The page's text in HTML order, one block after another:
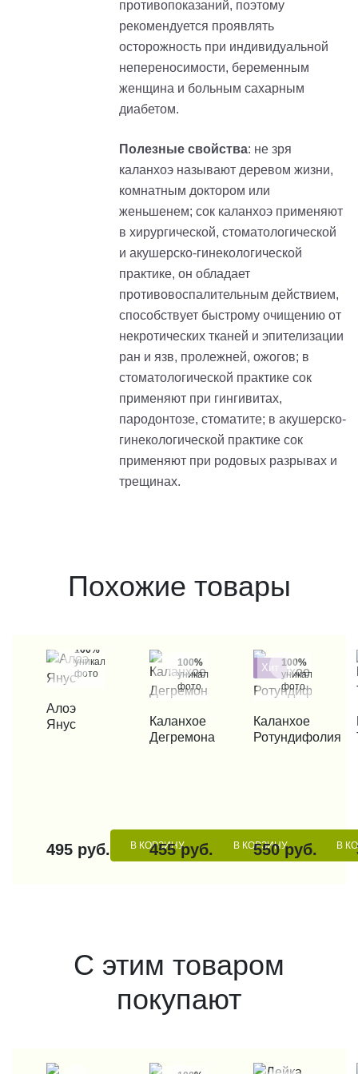
противопоказаний, поэтому
рекомендуется проявлять
осторожность при индивидуальной
непереносимости, беременным
женщина и больным сахарным
диабетом.
Полезные свойства: не зря
каланхоэ называют деревом жизни,
комнатным доктором или
женьшенем; сок каланхоэ применяют
в хирургической, стоматологической
и акушерско-гинекологической
практике, он обладает
противовоспалительным действием,
способствует быстрому очищению от
некротических тканей и эпителизации
ран и язв, пролежней, ожогов; в
стоматологической практике сок
применяют при гингивитах,
пародонтозе, стоматите; в акушерско-
гинекологической практике сок
применяют при родовых разрывах и
трещинах.
Похожие товары
100%
уникальные
фото
КУПИТЬ В 1 КЛИК
Алоэ
Янус
495 руб. В КОРЗИНУ
100%
уникальные
фото
КУПИТЬ В 1 КЛИК
Каланхое
Дегремона
455 руб. В КОРЗИНУ
Хит 100%
уникальные
фото
КУПИТЬ В 1 КЛИК
Каланхое
Ротундифолия
550 руб. В
С этим товаром
покупают